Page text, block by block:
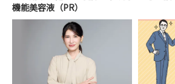
機能美容液（PR）